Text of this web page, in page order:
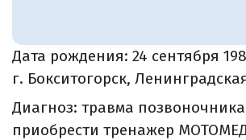
Дата рождения: 24 сентября
г. Бокситогорск,
Диагноз: травма
приобрести тренажер